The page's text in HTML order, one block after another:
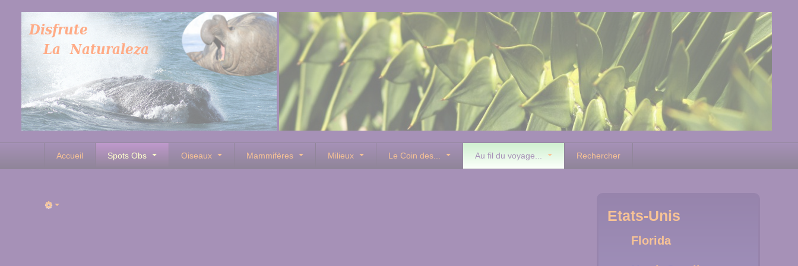
Accueil Spots Obs Oiseaux Mammifères Milieux Le Coin des... Au fil du voyage... Rechercher
Etats-Unis
Florida